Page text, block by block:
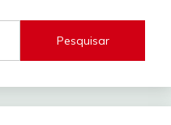
Pesquisar